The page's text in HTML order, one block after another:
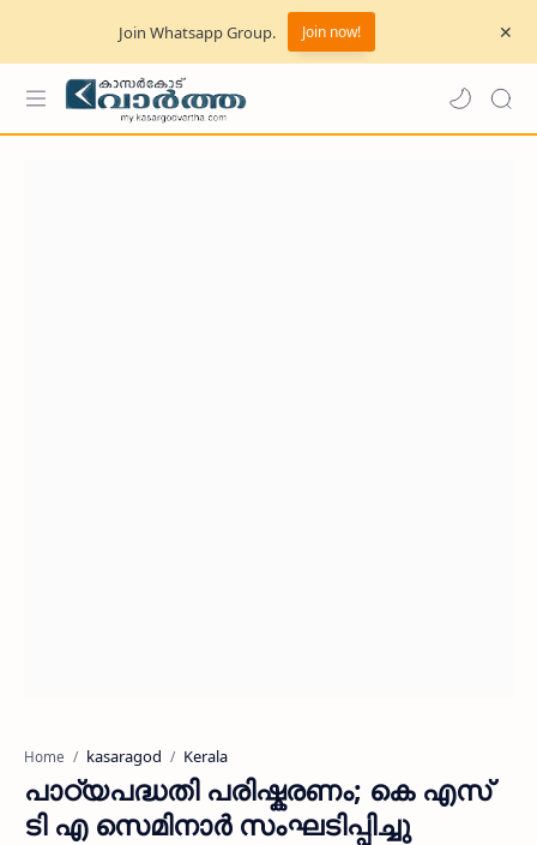
Join Whatsapp Group. Join now!
Home kasaragod Kerala
പാഠ്യപദ്ധതി പരിഷ്കരണം; കെ എസ്
ടി എ സെമിനാർ സംഘടിപ്പിച്ചു